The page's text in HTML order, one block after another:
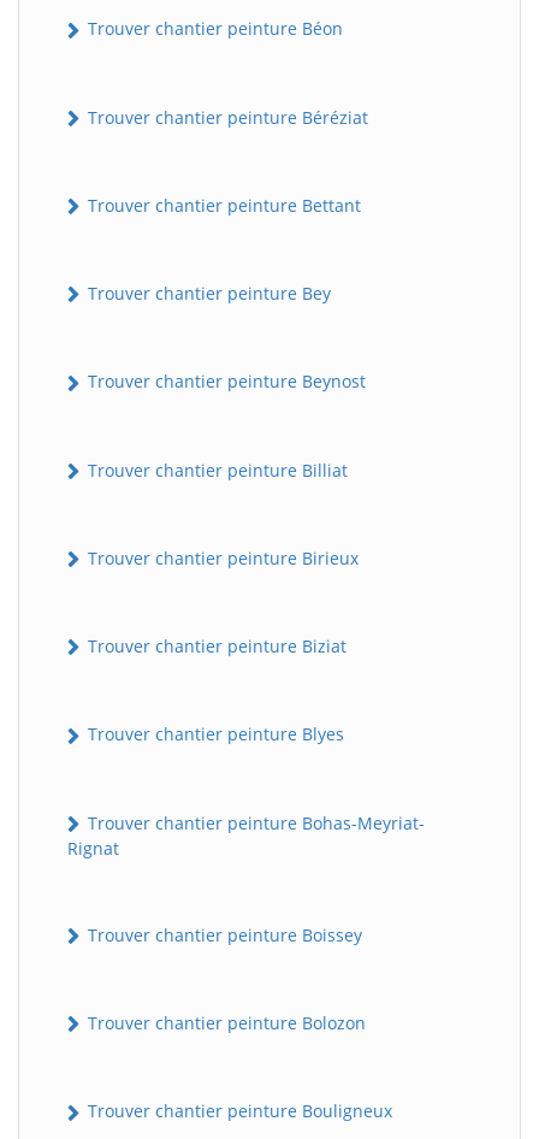
Trouver chantier peinture Béon
Trouver chantier peinture Béréziat
Trouver chantier peinture Bettant
Trouver chantier peinture Bey
Trouver chantier peinture Beynost
Trouver chantier peinture Billiat
Trouver chantier peinture Birieux
Trouver chantier peinture Biziat
Trouver chantier peinture Blyes
Trouver chantier peinture Bohas-Meyriat-
Rignat
Trouver chantier peinture Boissey
Trouver chantier peinture Bolozon
Trouver chantier peinture Bouligneux